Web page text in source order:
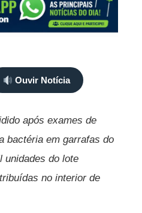
Ouvir Notícia
após exames de
bactéria em garrafas do
unidades do lote
no interior de